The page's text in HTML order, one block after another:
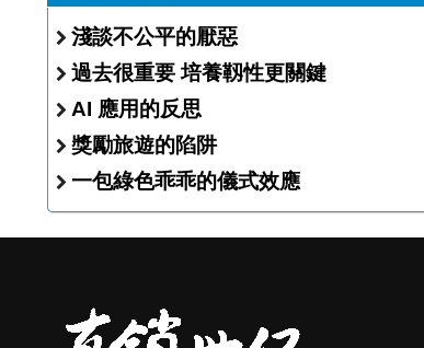
淺談不公平的厭惡
過去很重要 培養靱性更關鍵
AI 應用的反思
獎勵旅遊的陷阱
一包綠色乖乖的儀式效應